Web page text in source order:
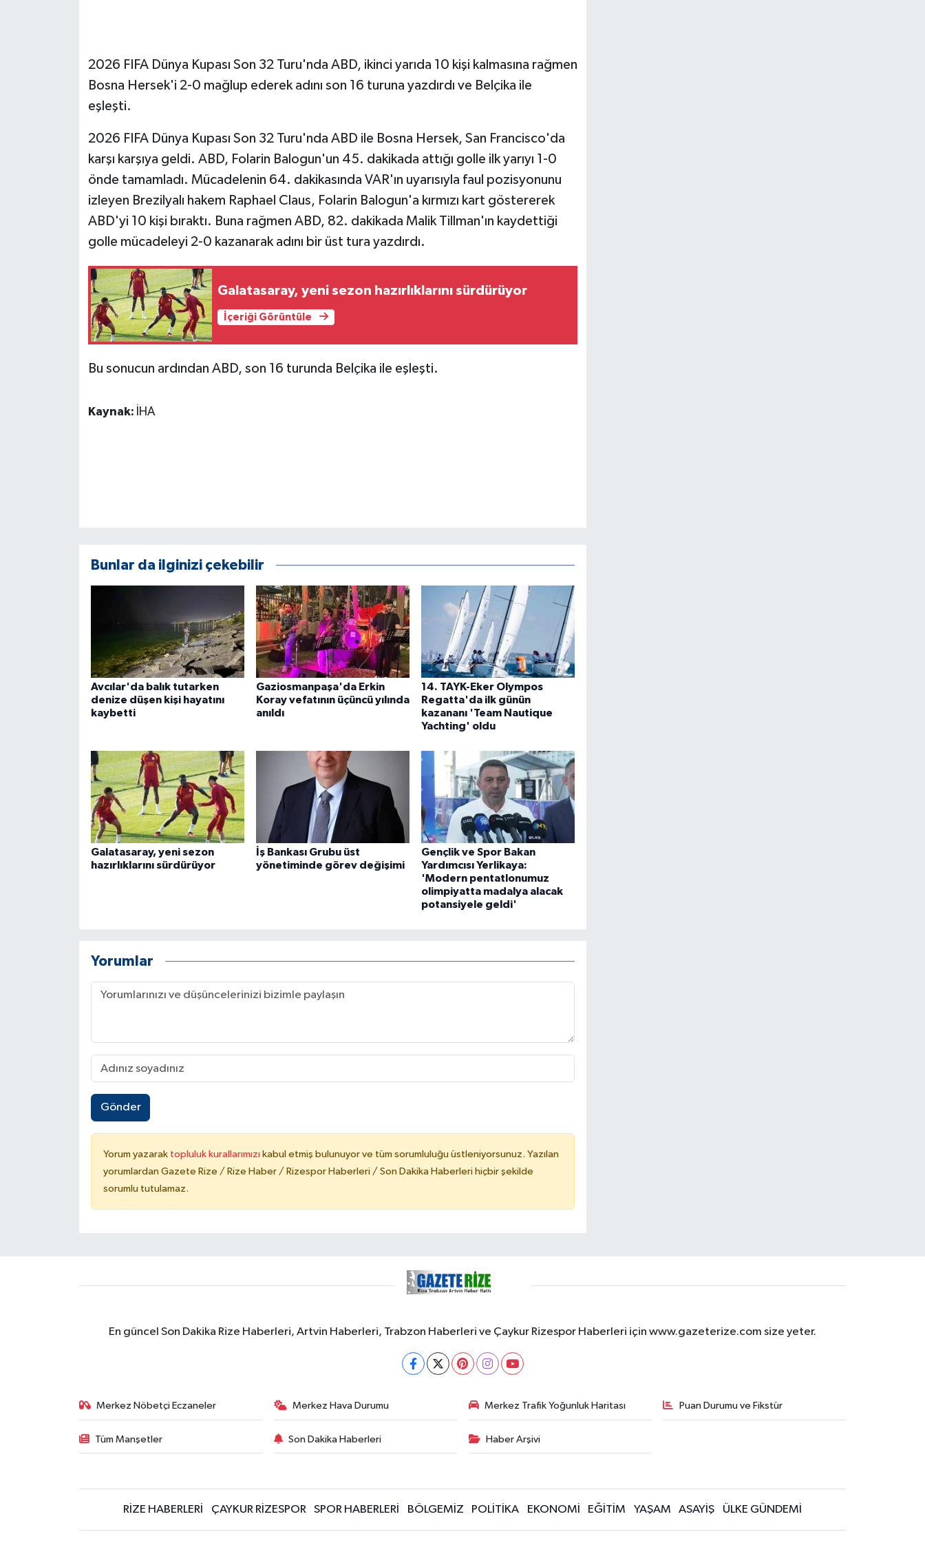
2026 FIFA Dünya Kupası Son 32 Turu'nda ABD, ikinci yarıda 10 kişi kalmasına rağmen
Bosna Hersek'i 2-0 mağlup ederek adını son 16 turuna yazdırdı ve Belçika ile
eşleşti.
2026 FIFA Dünya Kupası Son 32 Turu'nda ABD ile Bosna Hersek, San Francisco'da
karşı karşıya geldi. ABD, Folarin Balogun'un 45. dakikada attığı golle ilk yarıyı 1-0
önde tamamladı. Mücadelenin 64. dakikasında VAR'ın uyarısıyla faul pozisyonunu
izleyen Brezilyalı hakem Raphael Claus, Folarin Balogun'a kırmızı kart göstererek
ABD'yi 10 kişi bıraktı. Buna rağmen ABD, 82. dakikada Malik Tillman'ın kaydettiği
golle mücadeleyi 2-0 kazanarak adını bir üst tura yazdırdı.
Galatasaray, yeni sezon hazırlıklarını sürdürüyor
İçeriği Görüntüle
Bu sonucun ardından ABD, son 16 turunda Belçika ile eşleşti.
Kaynak: İHA
Bunlar da ilginizi çekebilir
Avcılar'da balık tutarken
denize düşen kişi hayatını
kaybetti
Gaziosmanpaşa'da Erkin
Koray vefatının üçüncü yılında
anıldı
14. TAYK-Eker Olympos
Regatta'da ilk günün
kazananı 'Team Nautique
Yachting' oldu
Galatasaray, yeni sezon
hazırlıklarını sürdürüyor
İş Bankası Grubu üst
yönetiminde görev değişimi
Gençlik ve Spor Bakan
Yardımcısı Yerlikaya:
'Modern pentatlonumuz
olimpiyatta madalya alacak
potansiyele geldi'
Yorumlar
Gönder
Yorum yazarak topluluk kurallarımızı kabul etmiş bulunuyor ve tüm sorumluluğu üstleniyorsunuz. Yazılan
yorumlardan Gazete Rize / Rize Haber / Rizespor Haberleri / Son Dakika Haberleri hiçbir şekilde
sorumlu tutulamaz.
En güncel Son Dakika Rize Haberleri, Artvin Haberleri, Trabzon Haberleri ve Çaykur Rizespor Haberleri için www.gazeterize.com size yeter.
Merkez Nöbetçi Eczaneler Merkez Hava Durumu Merkez Trafik Yoğunluk Haritası Puan Durumu ve Fikstür
Tüm Manşetler Son Dakika Haberleri Haber Arşivi
RİZE HABERLERİ ÇAYKUR RİZESPOR SPOR HABERLERİ BÖLGEMİZ POLİTİKA EKONOMİ EĞİTİM YAŞAM ASAYİŞ ÜLKE GÜNDEMİ
GÜNDEM
HABERDE İNSAN
İş Dünyası
Jandarma
KÜLTÜR SANAT
MAGAZİN
POLİTİKA
TEKNOLOJİ